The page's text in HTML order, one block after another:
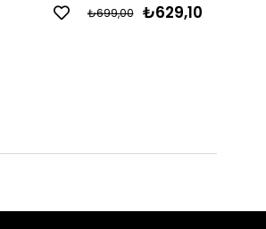
₺629,10
₺699,00